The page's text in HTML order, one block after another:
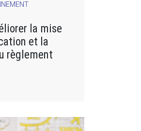
la mise
et la
règlement